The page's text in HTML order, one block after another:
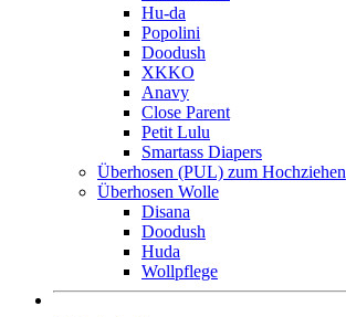
Hu-da
Popolini
Doodush
XKKO
Anavy
Close Parent
Petit Lulu
Smartass Diapers
Überhosen (PUL) zum Hochziehen
Überhosen Wolle
Disana
Doodush
Huda
Wollpflege